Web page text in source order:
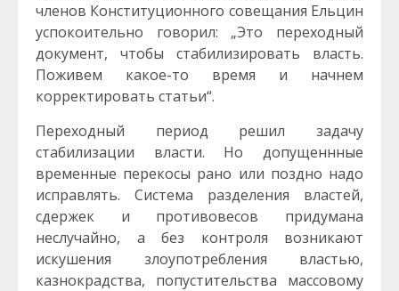
членов Конституционного совещания Ельцин
успокоительно говорил: „Это переходный
документ, чтобы стабилизировать власть.
Поживем какое-то время и начнем
корректировать статьи“.
Переходный период решил задачу
стабилизации власти. Но допущеннные
временные перекосы рано или поздно надо
исправлять. Система разделения властей,
сдержек и противовесов придумана
неслучайно, а без контроля возникают
искушения злоупотребления властью,
казнокрадства, попустительства массовому